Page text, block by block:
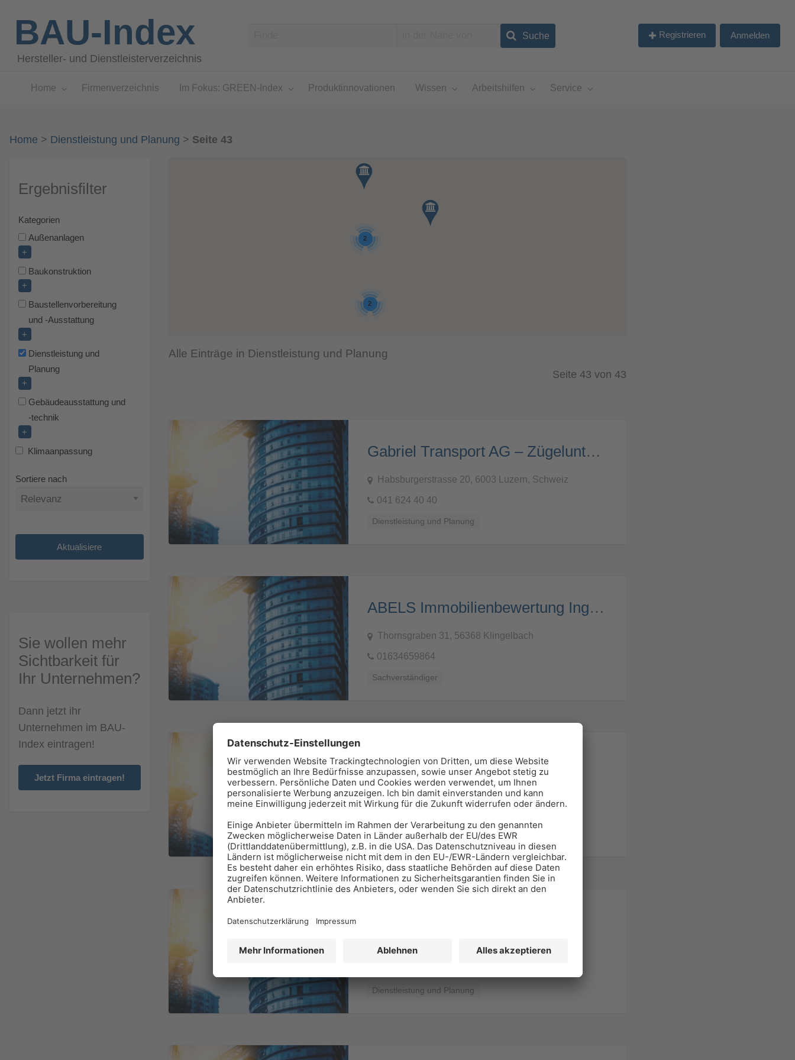
BAU-Index
Hersteller- und Dienstleisterverzeichnis
Registrieren Anmelden
Home Firmenverzeichnis Im Fokus: GREEN-Index Produktinnovationen Wissen Arbeitshilfen Service
Home > Dienstleistung und Planung > Seite 43
Ergebnisfilter
Kategorien
Außenanlagen
+
Baukonstruktion
+
Baustellenvorbereitung
und -Ausstattung
+
Dienstleistung und
Planung
+
Gebäudeausstattung und
-technik
+
Klimaanpassung
Sortiere nach
Sie wollen mehr
Sichtbarkeit für
Ihr Unternehmen?
Dann jetzt ihr
Unternehmen im BAU-
Index eintragen!
Jetzt Firma eintragen!
2
2
Alle Einträge in Dienstleistung und Planung
Seite 43 von 43
Gabriel Transport AG – Zügelunternehmen Luzern
Habsburgerstrasse 20, 6003 Luzern, Schweiz
041 624 40 40
Dienstleistung und Planung
ABELS Immobilienbewertung Ingenieure | Sachverständige | Gutachter
Thornsgraben 31, 56368 Klingelbach
01634659864
Sachverständiger
Trockeneiszeit.com
Hinter den Kämpen 2, 49594 Alfhausen
05468-925217
Gebäudereinigung
Sempach Station, 6203 Neuenkirch, Schweiz
Dienstleistung und Planung